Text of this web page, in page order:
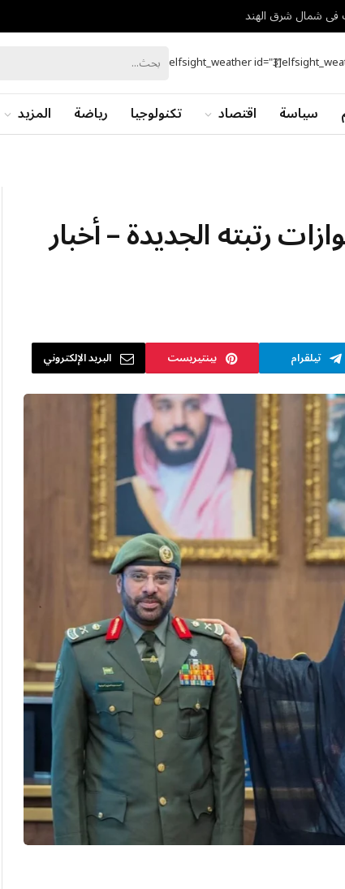
[elfsight_weather id="3"]
سياسة اقتصاد تكنولوجيا رياضة المزيد
رتبته الجديدة – أخبار
تيلقرام بينتيريست البريد الإلكتروني